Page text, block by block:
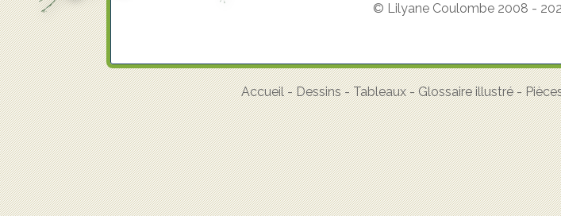
© Lilyane Coulombe 2008 -
Accueil-Dessins-Tableaux-Glossaire illustré-